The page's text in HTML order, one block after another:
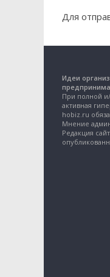
Для
Идеи
При полной
активная
hobiz.ru
Мнение
Редакция